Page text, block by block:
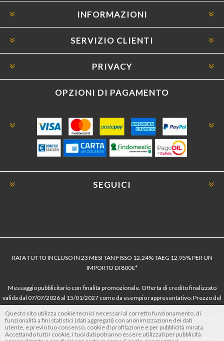
INFORMAZIONI
SERVIZIO CLIENTI
PRIVACY
OPZIONI DI PAGAMENTO
SEGUICI
RATA TUTTO INCLUSO IN 23 MESI TAN FISSO 12,24% TAEG 12,95% PER UN
IMPORTO DI 800€*
Messaggio pubblicitario con finalità promozionale. Offerta di credito finalizzato
valida dal 07/07/2026 al 15/01/2027 come da esempio rappresentativo: Prezzo del
dell’offerta azzerati. Importo totale del credito € 800. Importo totale dovuto dal
Consumatore € 920. Decorrenza media della prima rata a 90 giorni. Al fine di gestire
le tue spese in modo responsabile e di conoscere eventuali altre offerte disponibili,
Questo sito utilizza cookie tecnici necessari al corretto funzionamento, di
funzionalità a fini statistici (dati aggregati) con anonimizzazione dei dati
utente, e previo tuo consenso, cookie di profilazione e per pubblicità mirata.
Accettando tutti i cookie, i tuoi dati potranno essere utilizzati per pubblicità